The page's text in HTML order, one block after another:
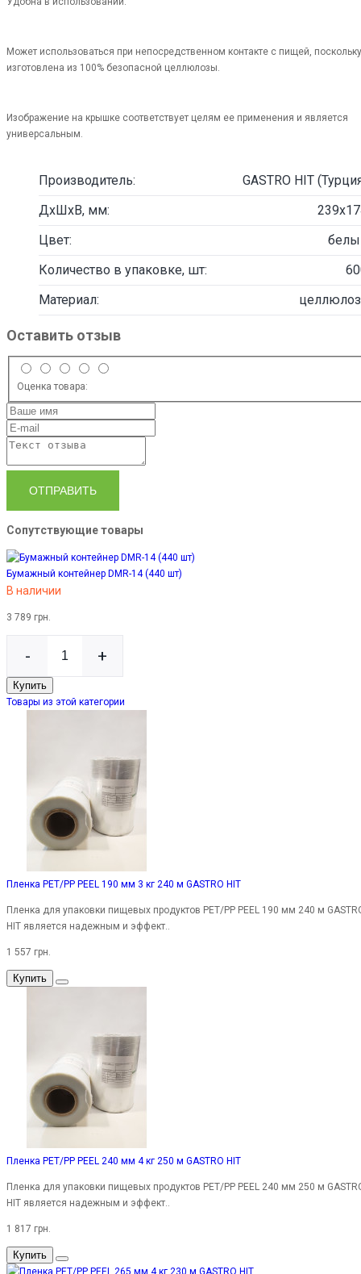
Может использоваться при непосредственном контакте с пищей, поскольку
изготовлена из 100% безопасной целлюлозы.
Изображение на крышке соответствует целям ее применения и является
универсальным.
Производитель:
GASTRO HIT
ДxШхВ, мм:
Цвет:
Количество в упаковке, шт:
Материал:
Оставить отзыв
Оценка товара:
ОТПРАВИТЬ
Сопутствующие товары
Бумажный контейнер DMR-14 (440 шт)
В наличии
3 789 грн.
- +
Купить
Товары из этой категории
Пленка PET/PP PEEL 190 мм 3 кг 240 м GASTRO HIT
Пленка для упаковки пищевых продуктов PET/PP PEEL 190 мм 240 м
HIT является надежным и эффект..
1 557 грн.
Купить
Пленка PET/PP PEEL 240 мм 4 кг 250 м GASTRO HIT
Пленка для упаковки пищевых продуктов PET/PP PEEL 240 мм 250 м
HIT является надежным и эффект..
1 817 грн.
Купить